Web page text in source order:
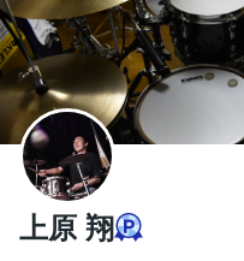
上原 翔